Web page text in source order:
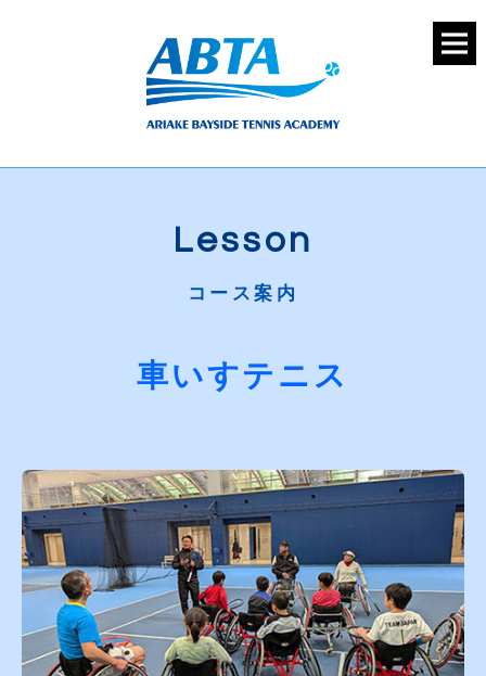
Lesson
コース案内
車いすテニス